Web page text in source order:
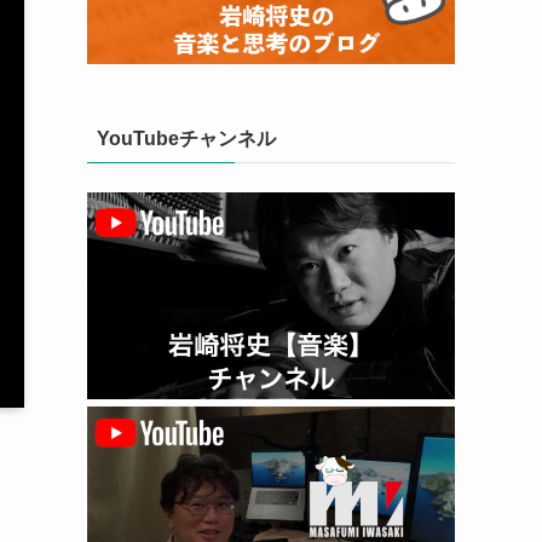
YouTubeチャンネル